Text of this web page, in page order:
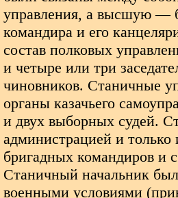
управления, а высшую —
командира и его
состав полковых
и четыре или три
чиновников. Станичные
органы казачьего
и двух выборных судей.
администрацией и
бригадных командиров и с
Станичный начальник
военными условиями